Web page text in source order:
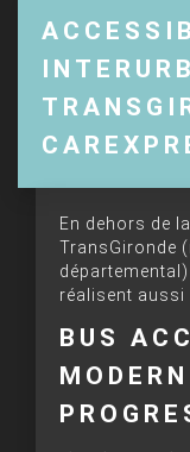
En dehors de
TransGironde
réalisent aussi
BUS